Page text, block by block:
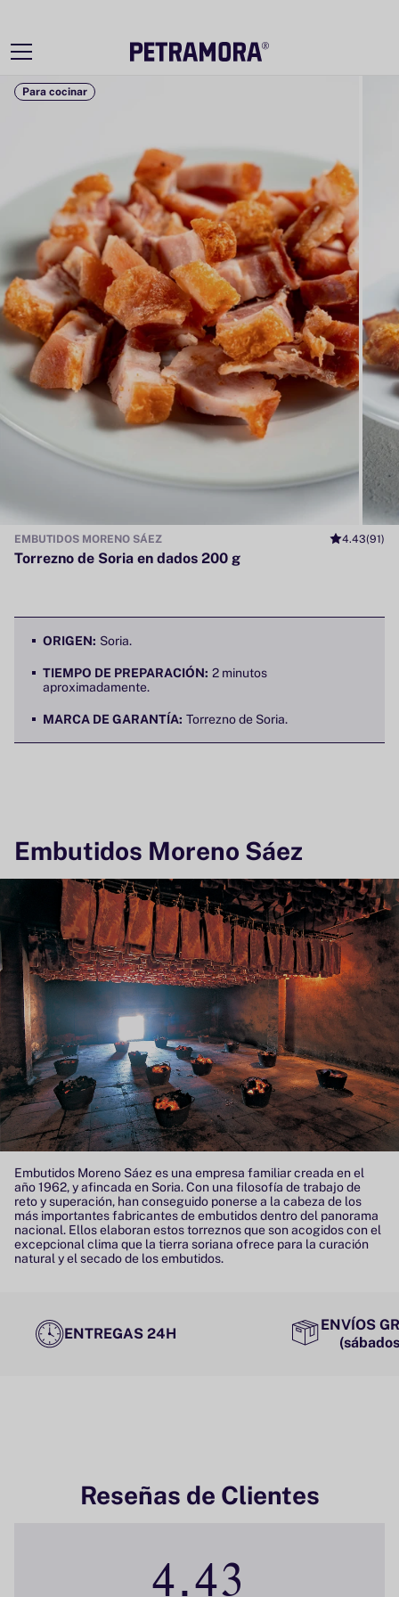
Para cocinar
EMBUTIDOS MORENO SÁEZ 4.43(91)
Torrezno de Soria en dados 200 g
ORIGEN: Soria.
TIEMPO DE PREPARACIÓN: 2 minutos
aproximadamente.
MARCA DE GARANTÍA: Torrezno de Soria.
Embutidos Moreno Sáez
Embutidos Moreno Sáez es una empresa familiar creada en el
año 1962, y afincada en Soria. Con una filosofía de trabajo de
reto y superación, han conseguido ponerse a la cabeza de los
más importantes fabricantes de embutidos dentro del panorama
nacional. Ellos elaboran estos torreznos que son acogidos con el
excepcional clima que la tierra soriana ofrece para la curación
natural y el secado de los embutidos.
ENTREGAS 24H
ENVÍOS
Reseñas de Clientes
4.43